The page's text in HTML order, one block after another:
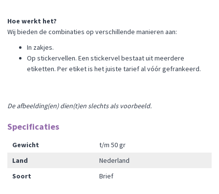
Hoe werkt het?
Wij bieden de combinaties op verschillende manieren aan:
In zakjes.
Op stickervellen. Een stickervel bestaat uit meerdere
etiketten. Per etiket is het juiste tarief al vóór gefrankeerd.
De afbeelding(en) dien(t)en slechts als voorbeeld.
Specificaties
Gewicht
t/m 50 gr
Land
Nederland
Soort
Brief